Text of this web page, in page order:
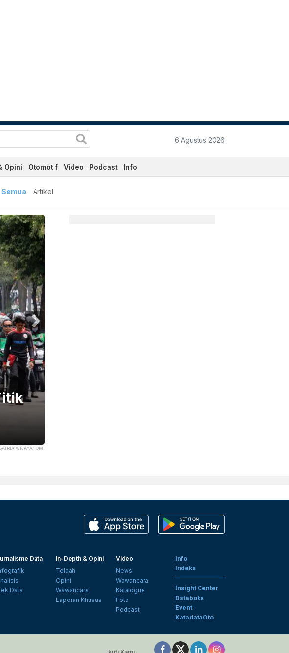
6 Agustus 2026
Opini Otomotif Video Podcast Info
dan Terkini Hari Ini -
Semua Artikel
WIJAYA/TOM.
Data
Data
In-Depth & Opini
Telaah
Opini
Wawancara
Laporan Khusus
Video
News
Wawancara
Katalogue
Foto
Podcast
Info
Indeks
Insight Center
Databoks
Event
KatadataOto